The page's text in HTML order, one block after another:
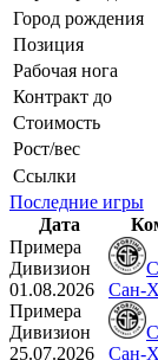
Город рождения
Позиция
Рабочая нога
Контракт до
Стоимость
Рост/вес
Ссылки
Последние игры
Дата
Примера
Дивизион
01.08.2026
Сан-
Примера
Дивизион
25.07.2026
Сан-